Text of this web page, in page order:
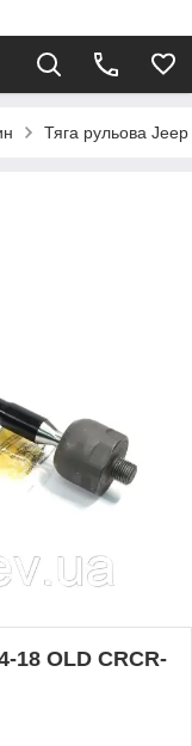
Тяга рульова
18 OLD CRCR-